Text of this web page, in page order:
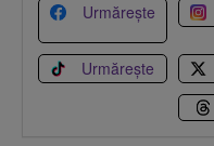
Urmărește
Urmărește